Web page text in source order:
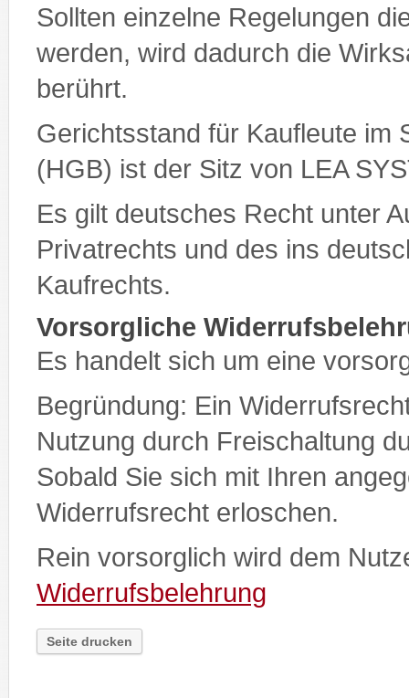
Sollten einzelne Regelungen
werden, wird dadurch die
berührt.
Gerichtsstand für Kaufleute im
(HGB) ist der Sitz von LEA
Es gilt deutsches Recht unter
Privatrechts und des ins
Kaufrechts.
Vorsorgliche
Es handelt sich um eine
Begründung: Ein
Nutzung durch Freischaltung
Sobald Sie sich mit Ihren
Widerrufsrecht erloschen.
Rein vorsorglich wird dem
Widerrufsbelehrung
Seite drucken